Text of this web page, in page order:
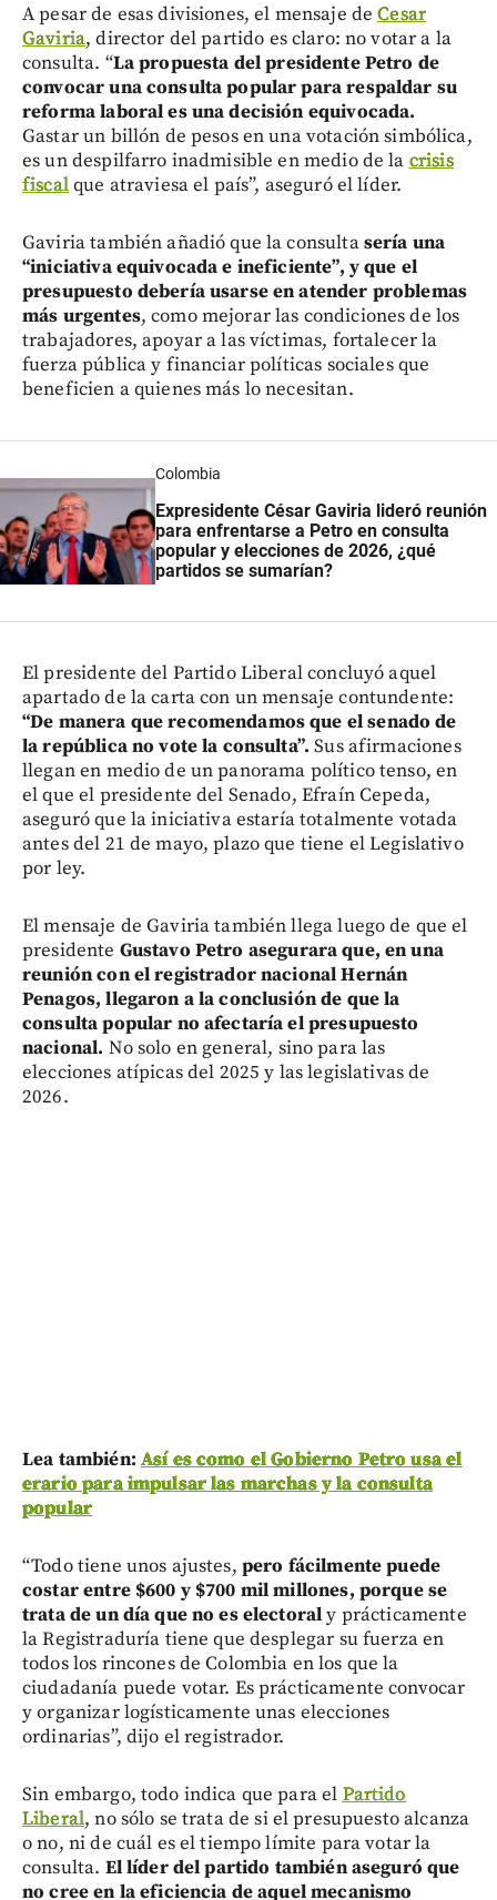
A pesar de esas divisiones, el mensaje deCesar
Gaviria, director del partido es claro: no votar a la
consulta. “La propuesta del presidente Petro de
convocar una consulta popular para respaldar su
reforma laboral es una decisión equivocada.
Gastar un billón de pesos en una votación simbólica,
es un despilfarro inadmisible en medio de la crisis
fiscalque atraviesa el país”, aseguró el líder.
Gaviria también añadió que la consultasería una
“iniciativa equivocada e ineficiente”, y que el
presupuesto debería usarse en atender problemas
más urgentes, como mejorar las condiciones de los
trabajadores, apoyar a las víctimas, fortalecer la
fuerza pública y financiar políticas sociales que
beneficien a quienes más lo necesitan.
Colombia
Expresidente César Gaviria lideró reunión
para enfrentarse a Petro en consulta
popular y elecciones de 2026, ¿qué
partidos se sumarían?
El presidente del Partido Liberal concluyó aquel
apartado de la carta con un mensaje contundente:
“De manera que recomendamos que el senado de
la república no vote la consulta”. Sus afirmaciones
llegan en medio de un panorama político tenso, en
el que el presidente del Senado, Efraín Cepeda,
aseguró que la iniciativa estaría totalmente votada
antes del 21 de mayo, plazo que tiene el Legislativo
por ley.
El mensaje de Gaviria también llega luego de que el
presidente Gustavo Petro asegurara que, en una
reunión con el registrador nacional Hernán
Penagos, llegaron a la conclusión de que la
consulta popular no afectaría el presupuesto
nacional. No solo en general, sino para las
elecciones atípicas del 2025 y las legislativas de
2026.
Lea también: Así es como el Gobierno Petro usa el
erario para impulsar las marchas y la consulta
popular
“Todo tiene unos ajustes, pero fácilmente puede
costar entre $600 y $700 mil millones, porque se
trata de un día que no es electoraly prácticamente
la Registraduría tiene que desplegar su fuerza en
todos los rincones de Colombia en los que la
ciudadanía puede votar. Es prácticamente convocar
y organizar logísticamente unas elecciones
ordinarias”, dijo el registrador.
Sin embargo, todo indica que para el Partido
Liberal, no sólo se trata de si el presupuesto alcanza
o no, ni de cuál es el tiempo límite para votar la
consulta. El líder del partido también aseguró que
no cree en la eficiencia de aquel mecanismo